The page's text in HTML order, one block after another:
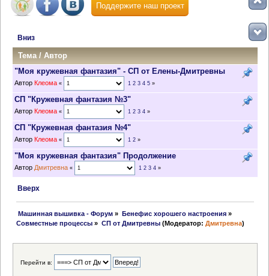
Поддержите наш проект
Вниз
Тема/Автор
"Моя кружевная фантазия" - СП от Елены-Дмитревны
Автор Клеома « 1 2 3 4 5»
СП "Кружевная фантазия №3"
Автор Клеома « 1 2 3 4»
СП "Кружевная фантазия №4"
Автор Клеома « 1 2»
"Моя кружевная фантазия" Продолжение
Автор Дмитревна « 1 2 3 4»
Вверх
Машинная вышивка - Форум » Бенефис хорошего настроения»
Совместные процессы » СП от Дмитревны(Модератор: Дмитревна)
Перейти в: